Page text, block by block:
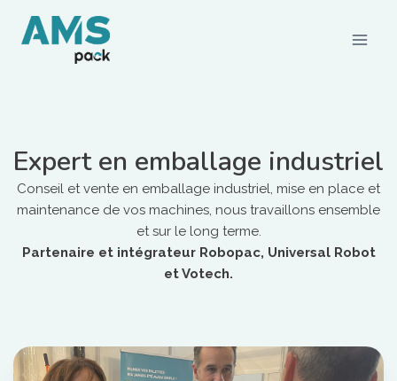
Expert en emballage industriel
Conseil et vente en emballage industriel, mise en place et
maintenance de vos machines, nous travaillons ensemble
et sur le long terme.
Partenaire et intégrateur Robopac, Universal Robot
et Votech.
Films et palettisation
Emballages carton
Rubans adhésifs
Feuillards de cerclage
Emballages durables